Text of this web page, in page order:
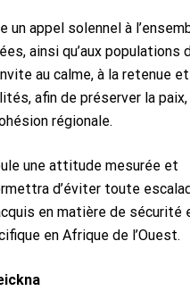
un appel solennel à
ainsi qu’aux populations
au calme, à la retenue
afin de préserver la paix,
régionale.
une attitude mesurée et
d’éviter toute
en matière de sécurité
en Afrique de l’Ouest.